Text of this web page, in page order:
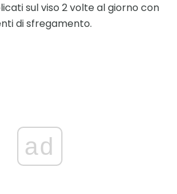
sul viso 2 volte al giorno con
di sfregamento.
ad